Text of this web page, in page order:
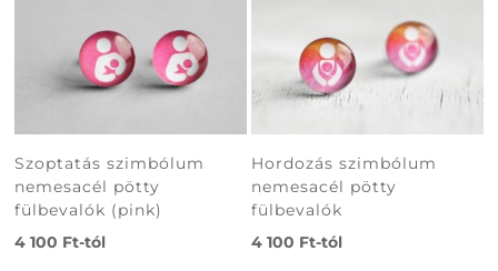
Szoptatás szimbólum
nemesacél pötty
fülbevalók (pink)
4 100 Ft-tól
Hordozás szimbólum
nemesacél pötty
fülbevalók
4 100 Ft-tól